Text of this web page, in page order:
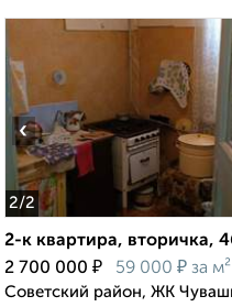
2/2
‹
2-к квартира, вторичка,
2 700 000 ₽ 59 000 ₽ за м²
Советский район, ЖК